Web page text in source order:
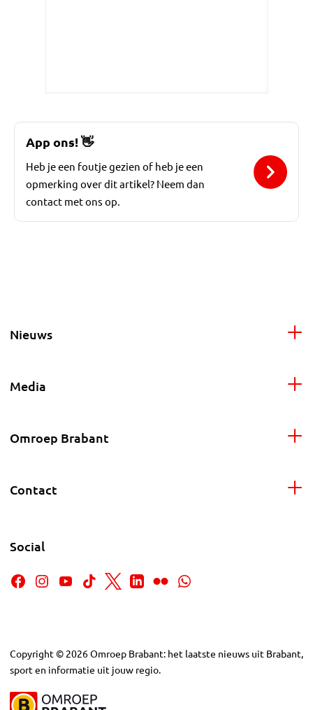
App ons!👋
Heb je een foutje gezien of heb je een
opmerking over dit artikel? Neem dan
contact met ons op.
Nieuws
Media
Omroep Brabant
Contact
Social
Copyright © 2026Omroep Brabant: het laatste nieuws uit Brabant,
sport en informatie uit jouw regio.